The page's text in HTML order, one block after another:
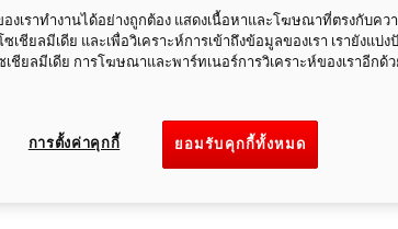
งเราทำงานได้อย่างถูกต้อง แสดงเนื้อหาและโฆษณาที่ตรงกับคว
ชียลมีเดีย และเพื่อวิเคราะห์การเข้าถึงข้อมูลของเรา เรายังแบ่
ชียลมีเดีย การโฆษณาและพาร์ทเนอร์การวิเคราะห์ของเราอีกด้ว
ยอมรับคุกกี้ทั้งหมด
การตั้งค่าคุกกี้